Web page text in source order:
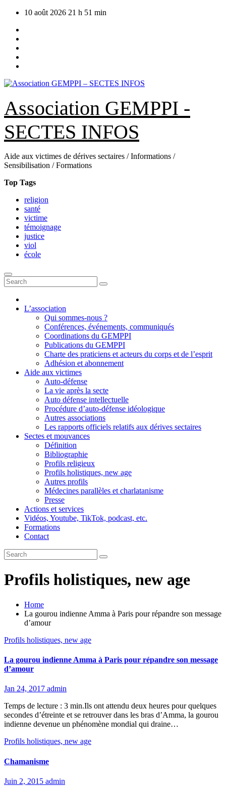
Skip
content
10 août 2026 21 h 51 min
Association GEMPPI -
SECTES INFOS
Aide aux victimes de dérives sectaires / Informations /
Sensibilisation / Formations
Top Tags
religion
santé
victime
témoignage
justice
viol
école
L’association
Qui sommes-nous ?
Conférences, événements, communiqués
Coordinations du GEMPPI
Publications du GEMPPI
Charte des praticiens et acteurs du corps et de l’esprit
Adhésion et abonnement
Aide aux victimes
Auto-défense
La vie après la secte
Auto défense intellectuelle
Procédure d’auto-défense idéologique
Autres associations
Les rapports officiels relatifs aux dérives sectaires
Sectes et mouvances
Définition
Bibliographie
Profils religieux
Profils holistiques, new age
Autres profils
Médecines parallèles et charlatanisme
Presse
Actions et services
Vidéos, Youtube, TikTok, podcast, etc.
Formations
Contact
Profils holistiques, new age
Home
La gourou indienne Amma à Paris pour répandre son message
d’amour
Profils holistiques, new age
La gourou indienne Amma à Paris pour répandre son message
d’amour
Jan 24, 2017 admin
Temps de lecture : 3 min.Ils ont attendu deux heures pour quelques
secondes d’étreinte et se retrouver dans les bras d’Amma, la gourou
indienne devenue un phénomène mondial qui draine…
Profils holistiques, new age
Chamanisme
Juin 2, 2015 admin